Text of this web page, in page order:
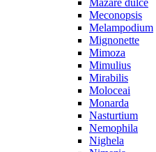
Mazare dulce
Meconopsis
Melampodium
Mignonette
Mimoza
Mimulius
Mirabilis
Moloceai
Monarda
Nasturtium
Nemophila
Nighela